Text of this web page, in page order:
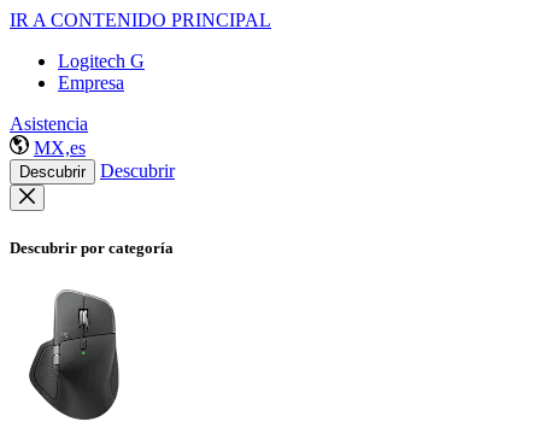
IR A CONTENIDO PRINCIPAL
Logitech G
Empresa
Asistencia
MX,es
Descubrir Descubrir
Descubrir por categoría